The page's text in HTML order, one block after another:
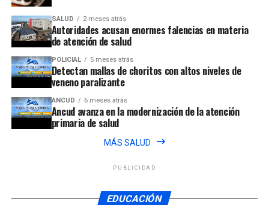
SALUD 2 meses atrás
Autoridades acusan enormes falencias en materia
de atención de salud
POLICIAL 5 meses atrás
Detectan mallas de choritos con altos niveles de
veneno paralizante
ANCUD 6 meses atrás
Ancud avanza en la modernización de la atención
primaria de salud
MÁS SALUD
PUBLICIDAD
EDUCACIÓN